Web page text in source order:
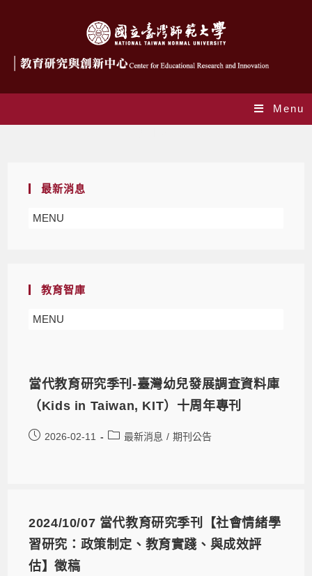
Menu
最新消息
MENU
教育智庫
MENU
當代教育研究季刊-臺灣幼兒發展調查資料庫
（Kids in Taiwan, KIT）十周年專刊
2026-02-11 最新消息 / 期刊公告
2024/10/07 當代教育研究季刊【社會情緒學
習研究：政策制定、教育實踐、與成效評
估】徵稿